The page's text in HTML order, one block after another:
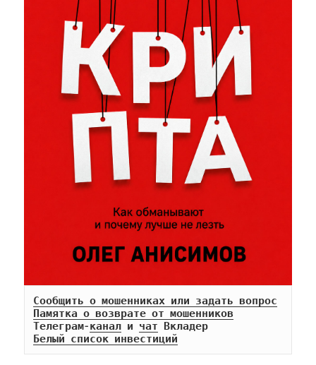
Сообщить о мошенниках или задать вопрос
Памятка о возврате от мошенников
Телеграм-канал и чат
Белый список инвестиций